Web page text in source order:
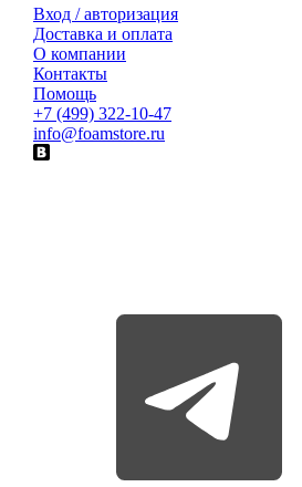
Вход / авторизация
Доставка и оплата
О компании
Контакты
Помощь
+7 (499) 322-10-47
info@foamstore.ru